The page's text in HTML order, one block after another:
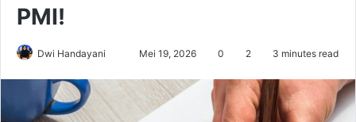
PMI!
Dwi Handayani Mei 19, 2026 0 2 3 minutes read